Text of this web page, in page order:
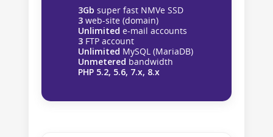
3Gb super fast NMVe SSD
3web-site (domain)
Unlimited e-mail accounts
3FTP account
Unlimited MySQL (MariaDB)
Unmetered bandwidth
PHP 5.2, 5.6, 7.x, 8.x